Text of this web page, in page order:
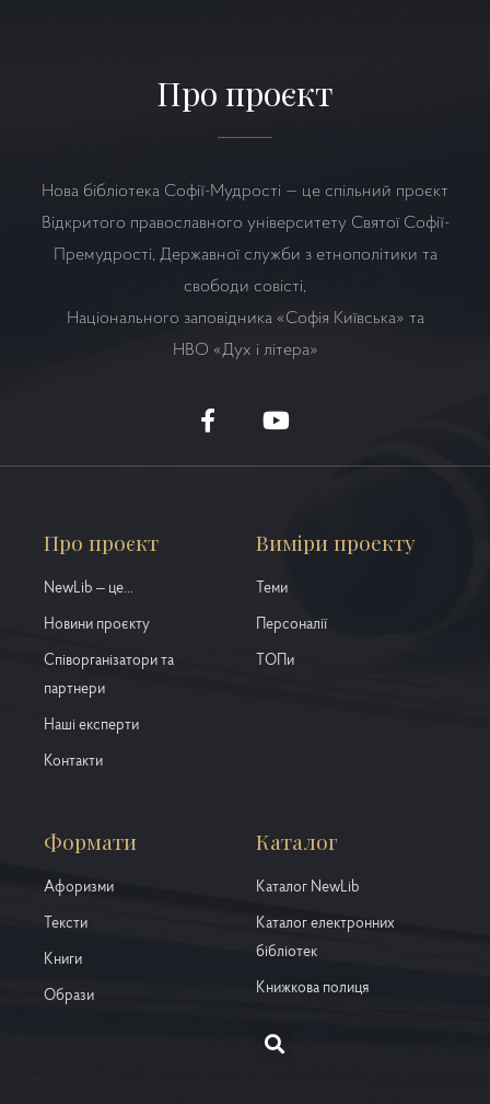
Про проєкт
Нова бібліотека Софії-Мудрості — це спільний проєкт
Відкритого православного університету Святої Софії-
Премудрості, Державної служби з етнополітики та
свободи совісті,
Національного заповідника «Софія Київська» та
НВО «Дух і літера»
Про проєкт
NewLib – це...
Новини проєкту
Співорганізатори та
партнери
Наші експерти
Контакти
Виміри проекту
Теми
Персоналії
ТОПи
Формати
Афоризми
Тексти
Книги
Образи
Каталог
Каталог NewLib
Каталог електронних
бібліотек
Книжкова полиця